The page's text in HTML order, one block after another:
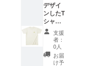
デザイ
ンしたT
シャツ
を提供
しま
す。 ・
サイズ
展開：
支援
者：
0人
お届
け予